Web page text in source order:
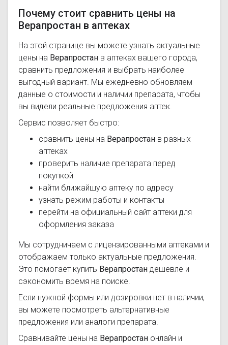
Почему стоит сравнить цены на
Верапростан в аптеках
На этой странице вы можете узнать актуальные
цены на Верапростан в аптеках вашего города,
сравнить предложения и выбрать наиболее
выгодный вариант. Мы ежедневно обновляем
данные о стоимости и наличии препарата, чтобы
вы видели реальные предложения аптек.
Сервис позволяет быстро:
сравнить цены на Верапростан в разных
аптеках
проверить наличие препарата перед
покупкой
найти ближайшую аптеку по адресу
узнать режим работы и контакты
перейти на официальный сайт аптеки для
оформления заказа
Мы сотрудничаем с лицензированными аптеками и
отображаем только актуальные предложения.
Это помогает купить Верапростан дешевле и
сэкономить время на поиске.
Если нужной формы или дозировки нет в наличии,
вы можете посмотреть альтернативные
предложения или аналоги препарата.
Сравнивайте цены на Верапростан онлайн и